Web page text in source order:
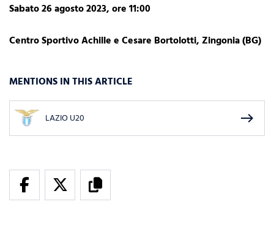
Sabato 26 agosto 2023, ore 11:00
Centro Sportivo Achille e Cesare Bortolotti, Zingonia (BG)
MENTIONS IN THIS ARTICLE
LAZIO U20 east